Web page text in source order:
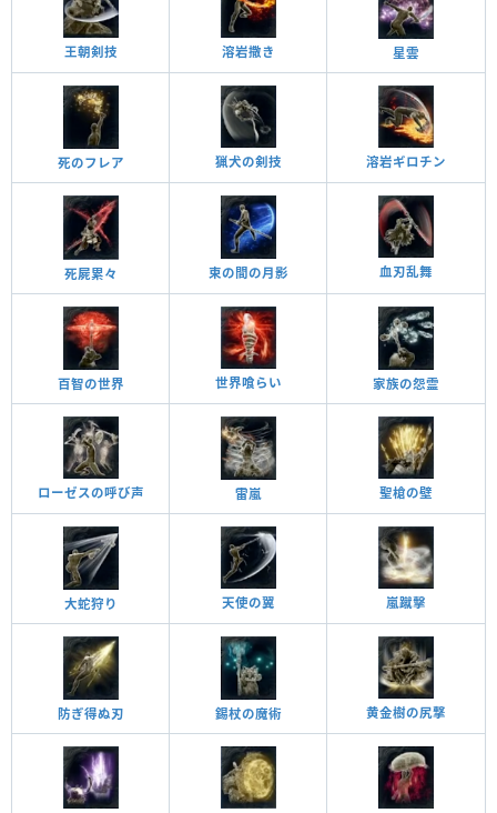
王朝剣技 溶岩撒き 星雲
死のフレア 猟犬の剣技 溶岩ギロチン
死屍累々 束の間の月影 血刃乱舞
百智の世界 世界喰らい 家族の怨霊
ローゼスの呼び声 雷嵐 聖槍の壁
大蛇狩り 天使の翼 嵐蹴擊
防ぎ得ぬ刃 錫杖の魔術 黄金樹の尻撃